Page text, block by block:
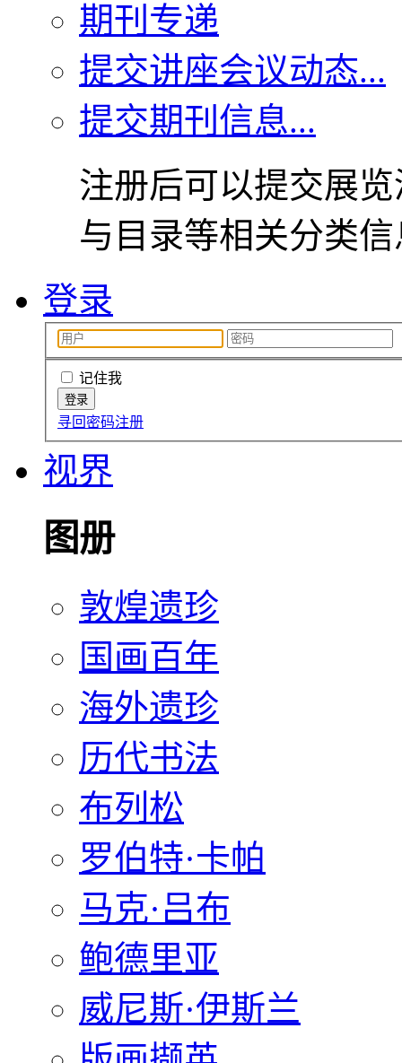
期刊专递
提交讲座会议动态...
提交期刊信息...
注册后可以提交展
与目录等相关分类
登录
记住我
寻回密码注册
视界
图册
敦煌遗珍
国画百年
海外遗珍
历代书法
布列松
罗伯特·卡帕
马克·吕布
鲍德里亚
威尼斯·伊斯兰